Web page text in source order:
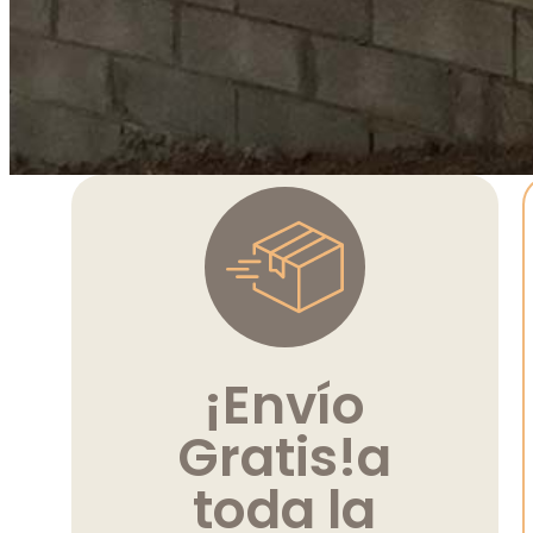
¡Envío
Gratis!a
toda la